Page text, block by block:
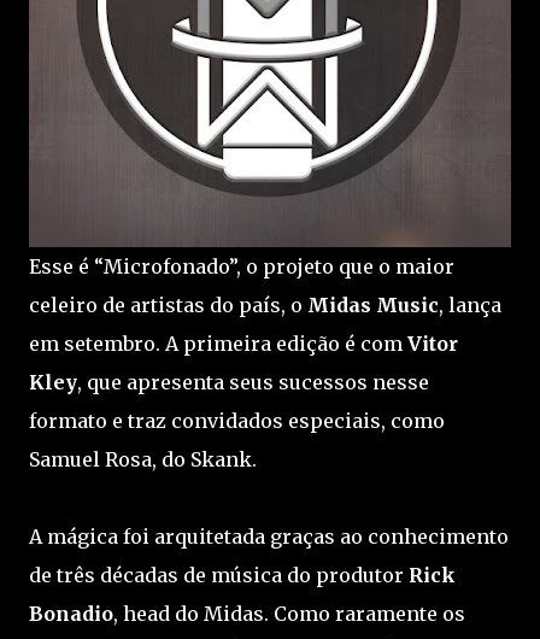
Esse é “Microfonado”, o projeto que o maior
celeiro de artistas do país, o Midas Music, lança
em setembro. A primeira edição é com Vitor
Kley, que apresenta seus sucessos nesse
formato e traz convidados especiais, como
Samuel Rosa, do Skank.
A mágica foi arquitetada graças ao conhecimento
de três décadas de música do produtor Rick
Bonadio, head do Midas. Como raramente os